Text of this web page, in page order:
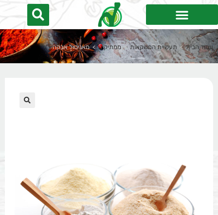
עמוד הבית > תעשיית המשקאות > ממתיקים > מאניטול אבקה